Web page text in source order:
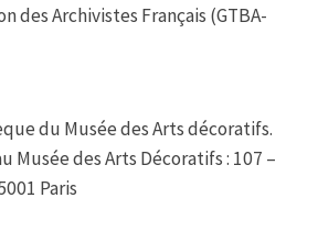
des Archivistes Français (GTBA-
du Musée des Arts décoratifs.
Musée des Arts Décoratifs : 107 –
Paris